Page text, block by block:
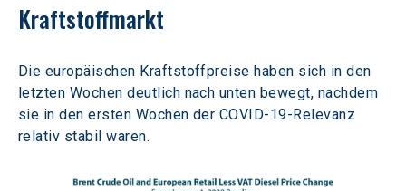
Kraftstoffmarkt
Die europäischen Kraftstoffpreise haben sich in den
letzten Wochen deutlich nach unten bewegt, nachdem
sie in den ersten Wochen der COVID-19-Relevanz
relativ stabil waren.